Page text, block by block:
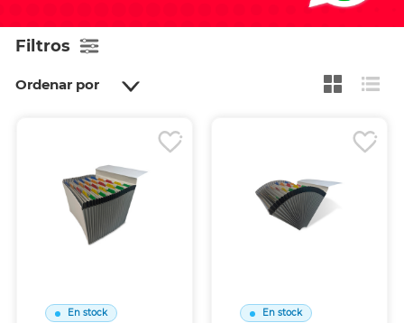
Filtros
Ordenar por
En stock En stock